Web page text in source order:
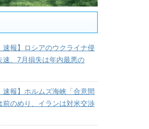
速報】ロシアのウクライナ侵
速、7月損失は年内最悪の
速報】ホルムズ海峡「合意間
前のめり、イランは対米交渉